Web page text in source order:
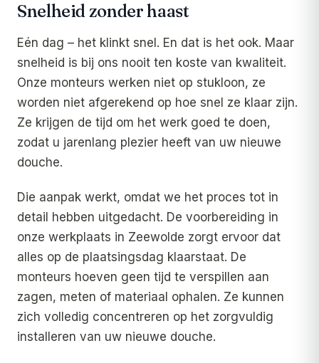
Snelheid zonder haast
Eén dag – het klinkt snel. En dat is het ook. Maar
snelheid is bij ons nooit ten koste van kwaliteit.
Onze monteurs werken niet op stukloon, ze
worden niet afgerekend op hoe snel ze klaar zijn.
Ze krijgen de tijd om het werk goed te doen,
zodat u jarenlang plezier heeft van uw nieuwe
douche.
Die aanpak werkt, omdat we het proces tot in
detail hebben uitgedacht. De voorbereiding in
onze werkplaats in Zeewolde zorgt ervoor dat
alles op de plaatsingsdag klaarstaat. De
monteurs hoeven geen tijd te verspillen aan
zagen, meten of materiaal ophalen. Ze kunnen
zich volledig concentreren op het zorgvuldig
installeren van uw nieuwe douche.